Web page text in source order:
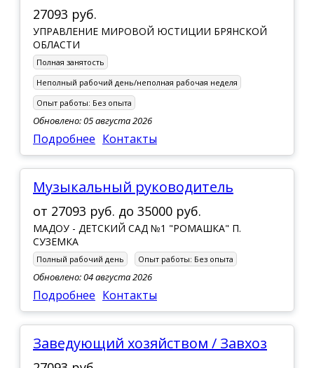
27093 руб.
УПРАВЛЕНИЕ МИРОВОЙ ЮСТИЦИИ БРЯНСКОЙ
ОБЛАСТИ
Полная занятость
Неполный рабочий день/неполная рабочая неделя
Опыт работы: Без опыта
Обновлено: 05 августа 2026
Подробнее Контакты
Музыкальный руководитель
от 27093 руб. до 35000 руб.
МАДОУ - ДЕТСКИЙ САД №1 "РОМАШКА" П.
СУЗЕМКА
Полный рабочий день Опыт работы: Без опыта
Обновлено: 04 августа 2026
Подробнее Контакты
Заведующий хозяйством / Завхоз